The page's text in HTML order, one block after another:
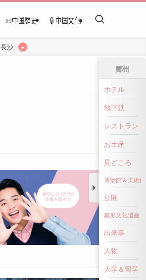
📜中国歴史 🏮中国文化
長沙 +
鄭州
ホテル
地下鉄
レストラン
お土産
見どころ
博物館＆美術館
公園
無形文化遺産
出来事
人物
大学＆留学